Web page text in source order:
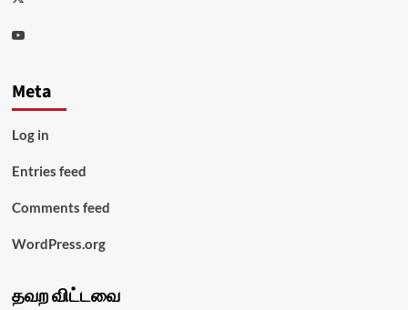
Youtube
Meta
Log in
Entries feed
Comments feed
WordPress.org
தவற விட்டவை